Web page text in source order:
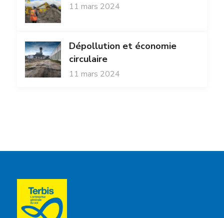
11 mars 2024
Dépollution et économie
circulaire
11 mars 2024